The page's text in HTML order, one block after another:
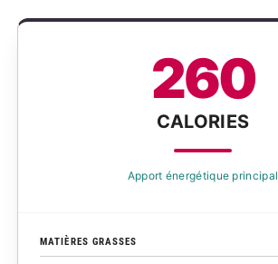
260
CALORIES
Apport énergétique principal
MATIÈRES GRASSES